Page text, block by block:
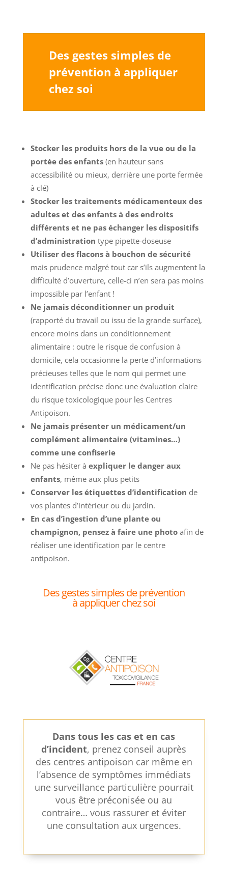
Des gestes simples de
prévention à appliquer
chez soi
Stocker les produits hors de la vue ou de la
portée des enfants (en hauteur sans
accessibilité ou mieux, derrière une porte fermée
à clé)
Stocker les traitements médicamenteux des
adultes et des enfants à des endroits
différents et ne pas échanger les dispositifs
d’administration type pipette-doseuse
Utiliser des flacons à bouchon de sécurité
mais prudence malgré tout car s’ils augmentent la
difficulté d’ouverture, celle-ci n’en sera pas moins
impossible par l’enfant !
Ne jamais déconditionner un produit
(rapporté du travail ou issu de la grande surface),
encore moins dans un conditionnement
alimentaire : outre le risque de confusion à
domicile, cela occasionne la perte d’informations
précieuses telles que le nom qui permet une
identification précise donc une évaluation claire
du risque toxicologique pour les Centres
Antipoison.
Ne jamais présenter un médicament/un
complément alimentaire (vitamines…)
comme une confiserie
Ne pas hésiter à expliquer le danger aux
enfants, même aux plus petits
Conserver les étiquettes d’identification de
vos plantes d’intérieur ou du jardin.
En cas d’ingestion d’une plante ou
champignon, pensez à faire une photo afin de
réaliser une identification par le centre
antipoison.
Des gestes simples de prévention
à appliquer chez soi
Dans tous les cas et en cas
d’incident, prenez conseil auprès
des centres antipoison car même en
l’absence de symptômes immédiats
une surveillance particulière pourrait
vous être préconisée ou au
contraire… vous rassurer et éviter
une consultation aux urgences.